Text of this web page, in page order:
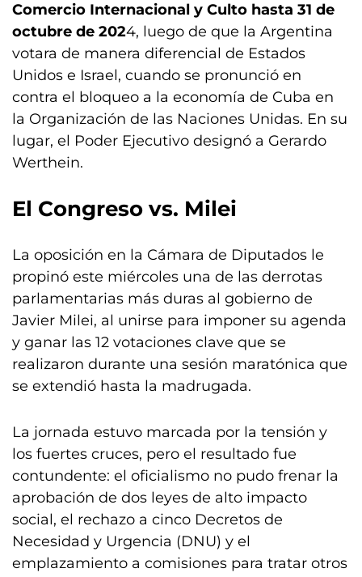
Comercio Internacional y Culto hasta 31 de
octubre de 2024, luego de que la Argentina
votara de manera diferencial de Estados
Unidos e Israel, cuando se pronunció en
contra el bloqueo a la economía de Cuba en
la Organización de las Naciones Unidas. En su
lugar, el Poder Ejecutivo designó a Gerardo
Werthein.
El Congreso vs. Milei
La oposición en la Cámara de Diputados le
propinó este miércoles una de las derrotas
parlamentarias más duras al gobierno de
Javier Milei, al unirse para imponer su agenda
y ganar las 12 votaciones clave que se
realizaron durante una sesión maratónica que
se extendió hasta la madrugada.
La jornada estuvo marcada por la tensión y
los fuertes cruces, pero el resultado fue
contundente: el oficialismo no pudo frenar la
aprobación de dos leyes de alto impacto
social, el rechazo a cinco Decretos de
Necesidad y Urgencia (DNU) y el
emplazamiento a comisiones para tratar otros